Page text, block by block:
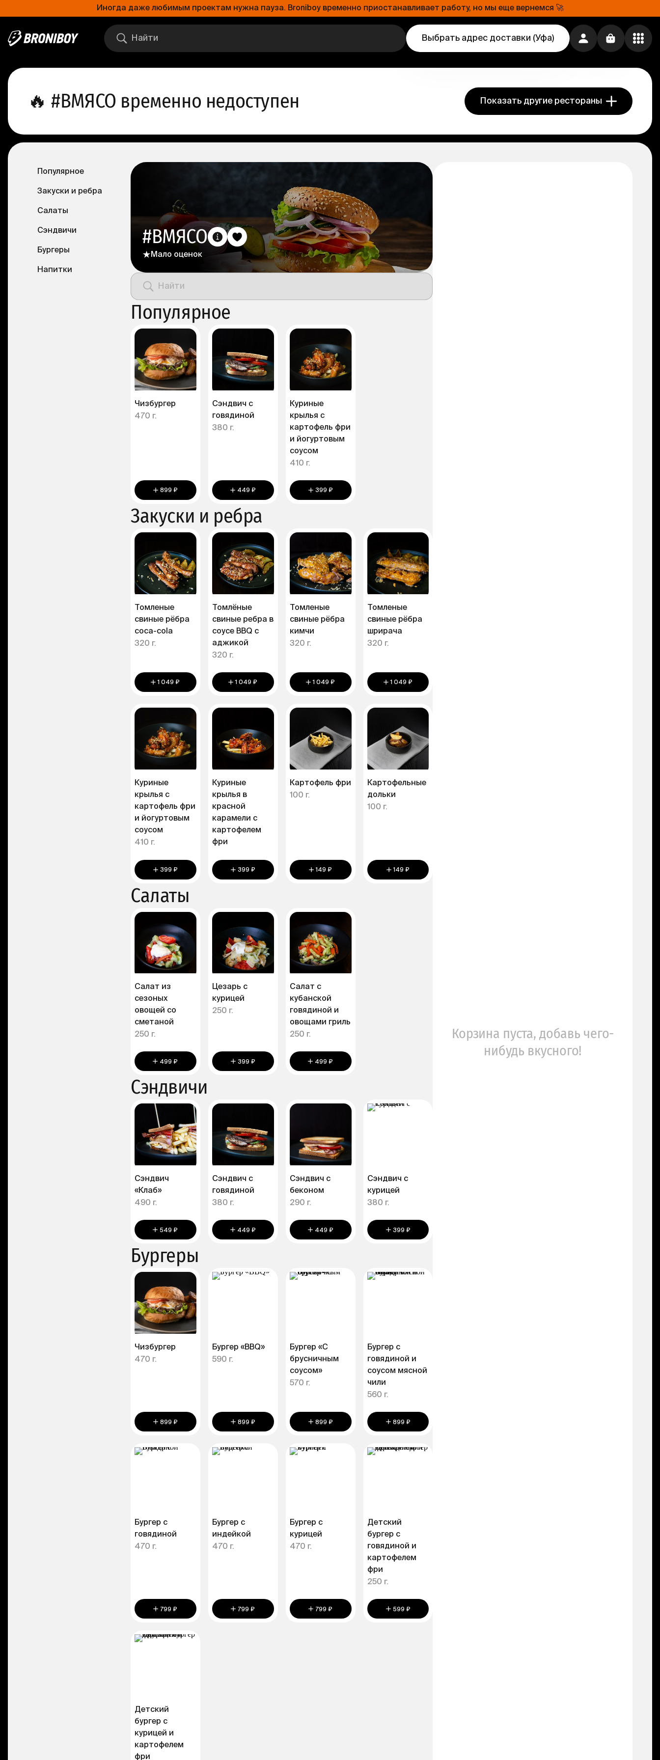
Иногда даже любимым проектам нужна пауза. Broniboy временно приостанавливает работу, но мы еще вернемся 🚀
Выбрать адрес доставки (Уфа)
🔥 #ВМЯСО временно недоступен Показать другие рестораны
Популярное
Закуски и ребра
Салаты
Сэндвичи
Бургеры
Напитки
#ВМЯСО
Мало оценок
Популярное
Чизбургер
470 г.
899 ₽
Сэндвич с
говядиной
380 г.
449 ₽
Куриные
крылья с
картофель фри
и йогуртовым
соусом
410 г.
399 ₽
Закуски и ребра
Томленые
свиные рёбра
coca-cola
320 г.
1 049 ₽
Томлёные
свиные ребра в
соусе BBQ с
аджикой
320 г.
1 049 ₽
Томленые
свиные рёбра
кимчи
320 г.
1 049 ₽
Томленые
свиные рёбра
шрирача
320 г.
1 049 ₽
Куриные
крылья с
картофель фри
и йогуртовым
соусом
410 г.
399 ₽
Куриные
крылья в
красной
карамели с
картофелем
фри
399 ₽
Картофель фри
100 г.
149 ₽
Картофельные
дольки
100 г.
149 ₽
Салаты
Салат из
сезоных
овощей со
сметаной
250 г.
499 ₽
Цезарь с
курицей
250 г.
399 ₽
Салат с
кубанской
говядиной и
овощами гриль
250 г.
499 ₽
Сэндвичи
Сэндвич
«Клаб»
490 г.
549 ₽
Сэндвич с
говядиной
380 г.
449 ₽
Сэндвич с
беконом
290 г.
449 ₽
Сэндвич с
курицей
380 г.
399 ₽
Бургеры
Чизбургер
470 г.
899 ₽
Бургер «BBQ»
590 г.
899 ₽
Бургер «С
брусничным
соусом»
570 г.
899 ₽
Бургер с
говядиной и
соусом мясной
чили
560 г.
899 ₽
Бургер с
говядиной
470 г.
799 ₽
Бургер с
индейкой
470 г.
799 ₽
Бургер с
курицей
470 г.
799 ₽
Детский
бургер с
говядиной и
картофелем
фри
250 г.
599 ₽
Детский
бургер с
курицей и
картофелем
фри
Корзина пуста, добавь чего-
нибудь вкусного!